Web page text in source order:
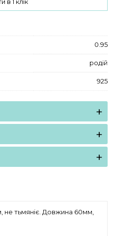
0.95
родій
925
не тьмяніє. Довжина 60мм,